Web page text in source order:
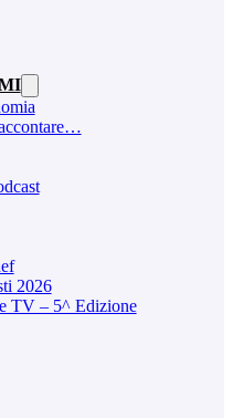
2026
TV – 5^ Edizione